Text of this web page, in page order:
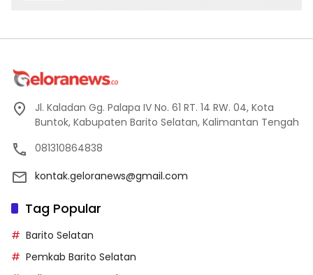
Jl. Kaladan Gg. Palapa IV No. 61 RT. 14 RW. 04, Kota
Buntok, Kabupaten Barito Selatan, Kalimantan Tengah
081310864838
kontak.geloranews@gmail.com
Tag Popular
Barito Selatan
Pemkab Barito Selatan